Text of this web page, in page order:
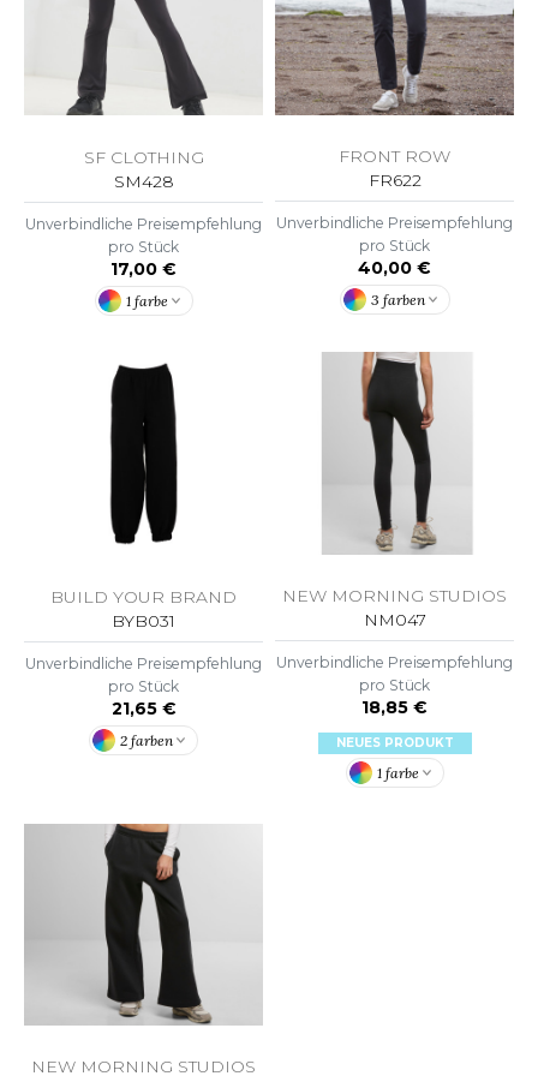
CLOTHING
DENIM
ONE TOWELLING
CITY
MILL
SF CLOTHING
SM428
Unverbindliche Preisempfehlung
pro Stück
17,00 €
1 farbe
FRONT ROW
FR622
Unverbindliche Preisempfehlung
pro Stück
40,00 €
3 farben
BUILD YOUR BRAND
BYB031
Unverbindliche Preisempfehlung
pro Stück
21,65 €
2 farben
NEW MORNING STUDIOS
NM047
Unverbindliche Preisempfehlung
pro Stück
18,85 €
NEUES PRODUKT
1 farbe
NEW MORNING STUDIOS